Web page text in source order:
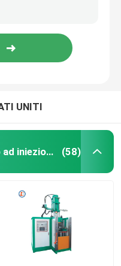
UNITI
macchina dello stampaggio ad iniezione della gomma di silicone (58)